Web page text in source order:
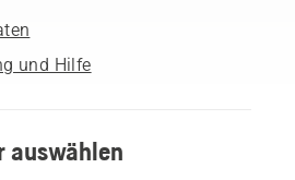
und Hilfe
auswählen